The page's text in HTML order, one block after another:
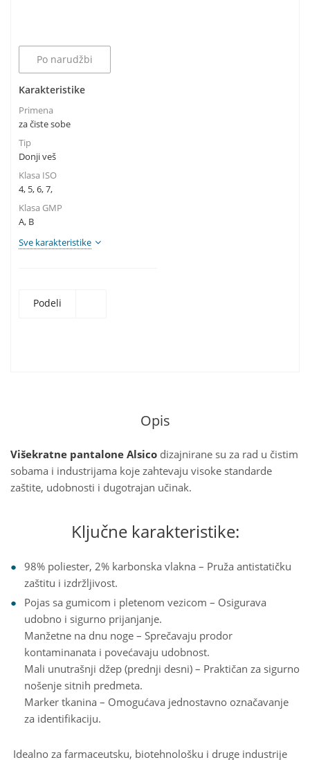
Po narudžbi
Karakteristike
Primena
za čiste sobe
Tip
Donji veš
Klasa ISO
4, 5, 6, 7,
Klasa GMP
A, B
Sve karakteristike
Podeli
Opis
Višekratne pantalone Alsico dizajnirane su za rad u čistim
sobama i industrijama koje zahtevaju visoke standarde
zaštite, udobnosti i dugotrajan učinak.
Ključne karakteristike:
98% poliester, 2% karbonska vlakna – Pruža antistatičku
zaštitu i izdržljivost.
Pojas sa gumicom i pletenom vezicom – Osigurava
udobno i sigurno prijanjanje.
Manžetne na dnu noge – Sprečavaju prodor
kontaminanata i povećavaju udobnost.
Mali unutrašnji džep (prednji desni) – Praktičan za sigurno
nošenje sitnih predmeta.
Marker tkanina – Omogućava jednostavno označavanje
za identifikaciju.
Idealno za farmaceutsku, biotehnološku i druge industrije